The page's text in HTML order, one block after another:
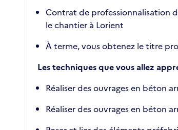
Contrat de professionnalisation
le chantier à Lorient
À terme, vous obtenez le titre
Les techniques que vous allez
Réaliser des ouvrages en béton
Réaliser des ouvrages en béton